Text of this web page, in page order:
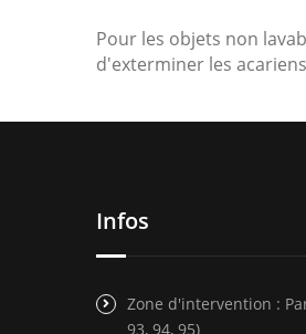
Pour les objets non
d'exterminer les
Infos
Zone d'intervention :
93, 94, 95)